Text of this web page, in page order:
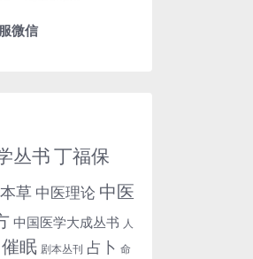
信
丛书丁福保
草 中医理论 中医
中国医学大成丛书 人
催眠 剧本丛刊 占卜 命